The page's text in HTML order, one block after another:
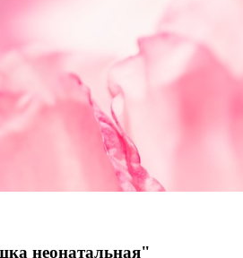
неонатальная"